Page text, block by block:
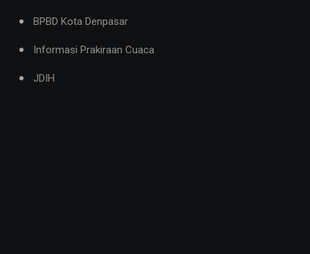
BPBD Kota Denpasar
Informasi Prakiraan Cuaca
JDIH